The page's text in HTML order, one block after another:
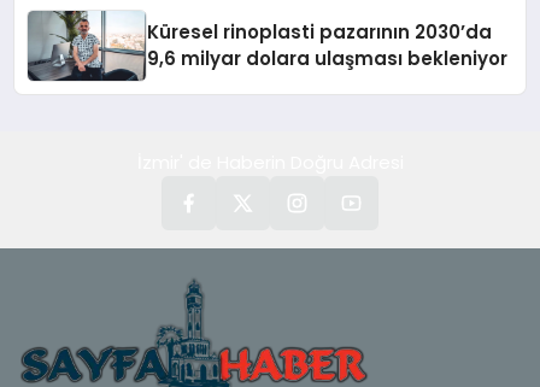
Küresel rinoplasti pazarının 2030’da
9,6 milyar dolara ulaşması bekleniyor